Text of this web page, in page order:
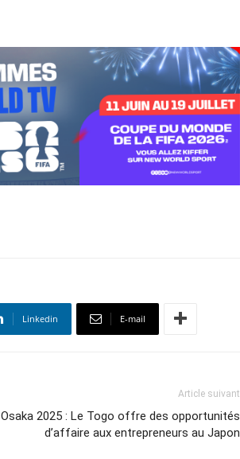
Linkedin E-mail
Article suivant
Osaka 2025 : Le Togo offre des opportunités
d’affaire aux entrepreneurs au Japon